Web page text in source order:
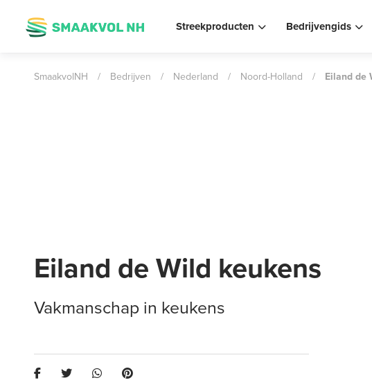
Streekproducten Bedrijvengids
SmaakvolNH / Bedrijven / Nederland / Noord-Holland / Eiland de
Eiland de Wild keukens
Vakmanschap in keukens